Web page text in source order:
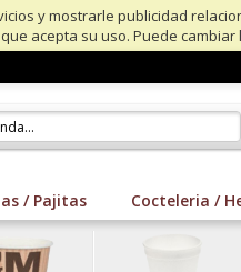
y mostrarle publicidad
acepta su uso. Puede
/ Pajitas Cocteleria /